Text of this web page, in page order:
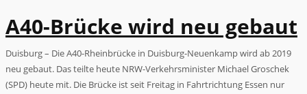
A40-Brücke wird neu gebaut
Duisburg – Die A40-Rheinbrücke in Duisburg-Neuenkamp wird ab 2019
neu gebaut. Das teilte heute NRW-Verkehrsminister Michael Groschek
(SPD) heute mit. Die Brücke ist seit Freitag in Fahrtrichtung Essen nur